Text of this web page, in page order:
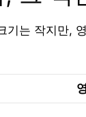
기는 작지만,